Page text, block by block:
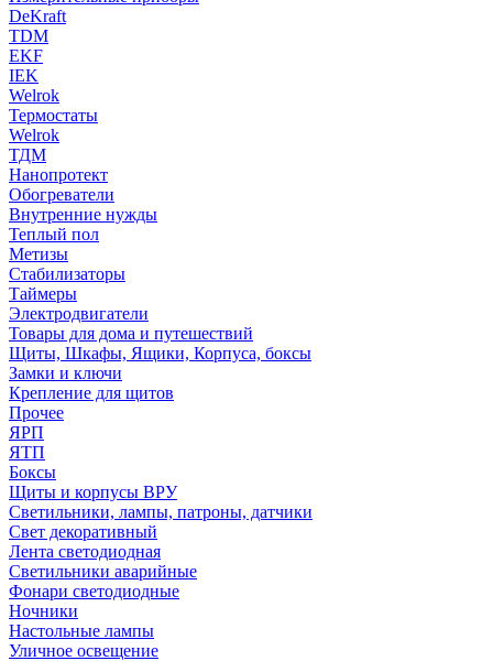
DeKraft
TDM
EKF
IEK
Welrok
Термостаты
Welrok
ТДМ
Нанопротект
Обогреватели
Внутренние нужды
Теплый пол
Метизы
Стабилизаторы
Таймеры
Электродвигатели
Товары для дома и путешествий
Щиты, Шкафы, Ящики, Корпуса, боксы
Замки и ключи
Крепление для щитов
Прочее
ЯРП
ЯТП
Боксы
Щиты и корпусы ВРУ
Светильники, лампы, патроны, датчики
Свет декоративный
Лента светодиодная
Светильники аварийные
Фонари светодиодные
Ночники
Настольные лампы
Уличное освещение